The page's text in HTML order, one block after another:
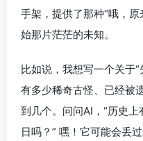
手架，提供了那种“哦，原
始那片茫茫的未知。
比如说，我想写一个关于
有多少稀奇古怪、已经被
到几个。问问AI，“历史
日吗？” 嘿！它可能会丢